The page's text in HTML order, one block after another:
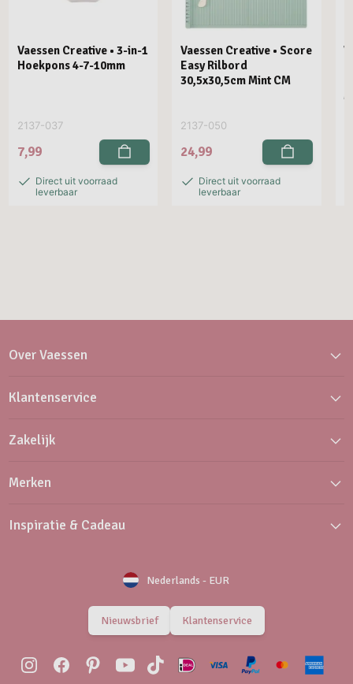
Vaessen Creative • 3-in-1
Hoekpons 4-7-10mm
2137-037
7,99
Direct uit voorraad
leverbaar
Vaessen Creative • Score
Easy Rilbord
30,5x30,5cm Mint CM
2137-050
24,99
Direct uit voorraad
leverbaar
Over Vaessen
Klantenservice
Zakelijk
Merken
Inspiratie & Cadeau
Nederlands - EUR
Nieuwsbrief Klantenservice